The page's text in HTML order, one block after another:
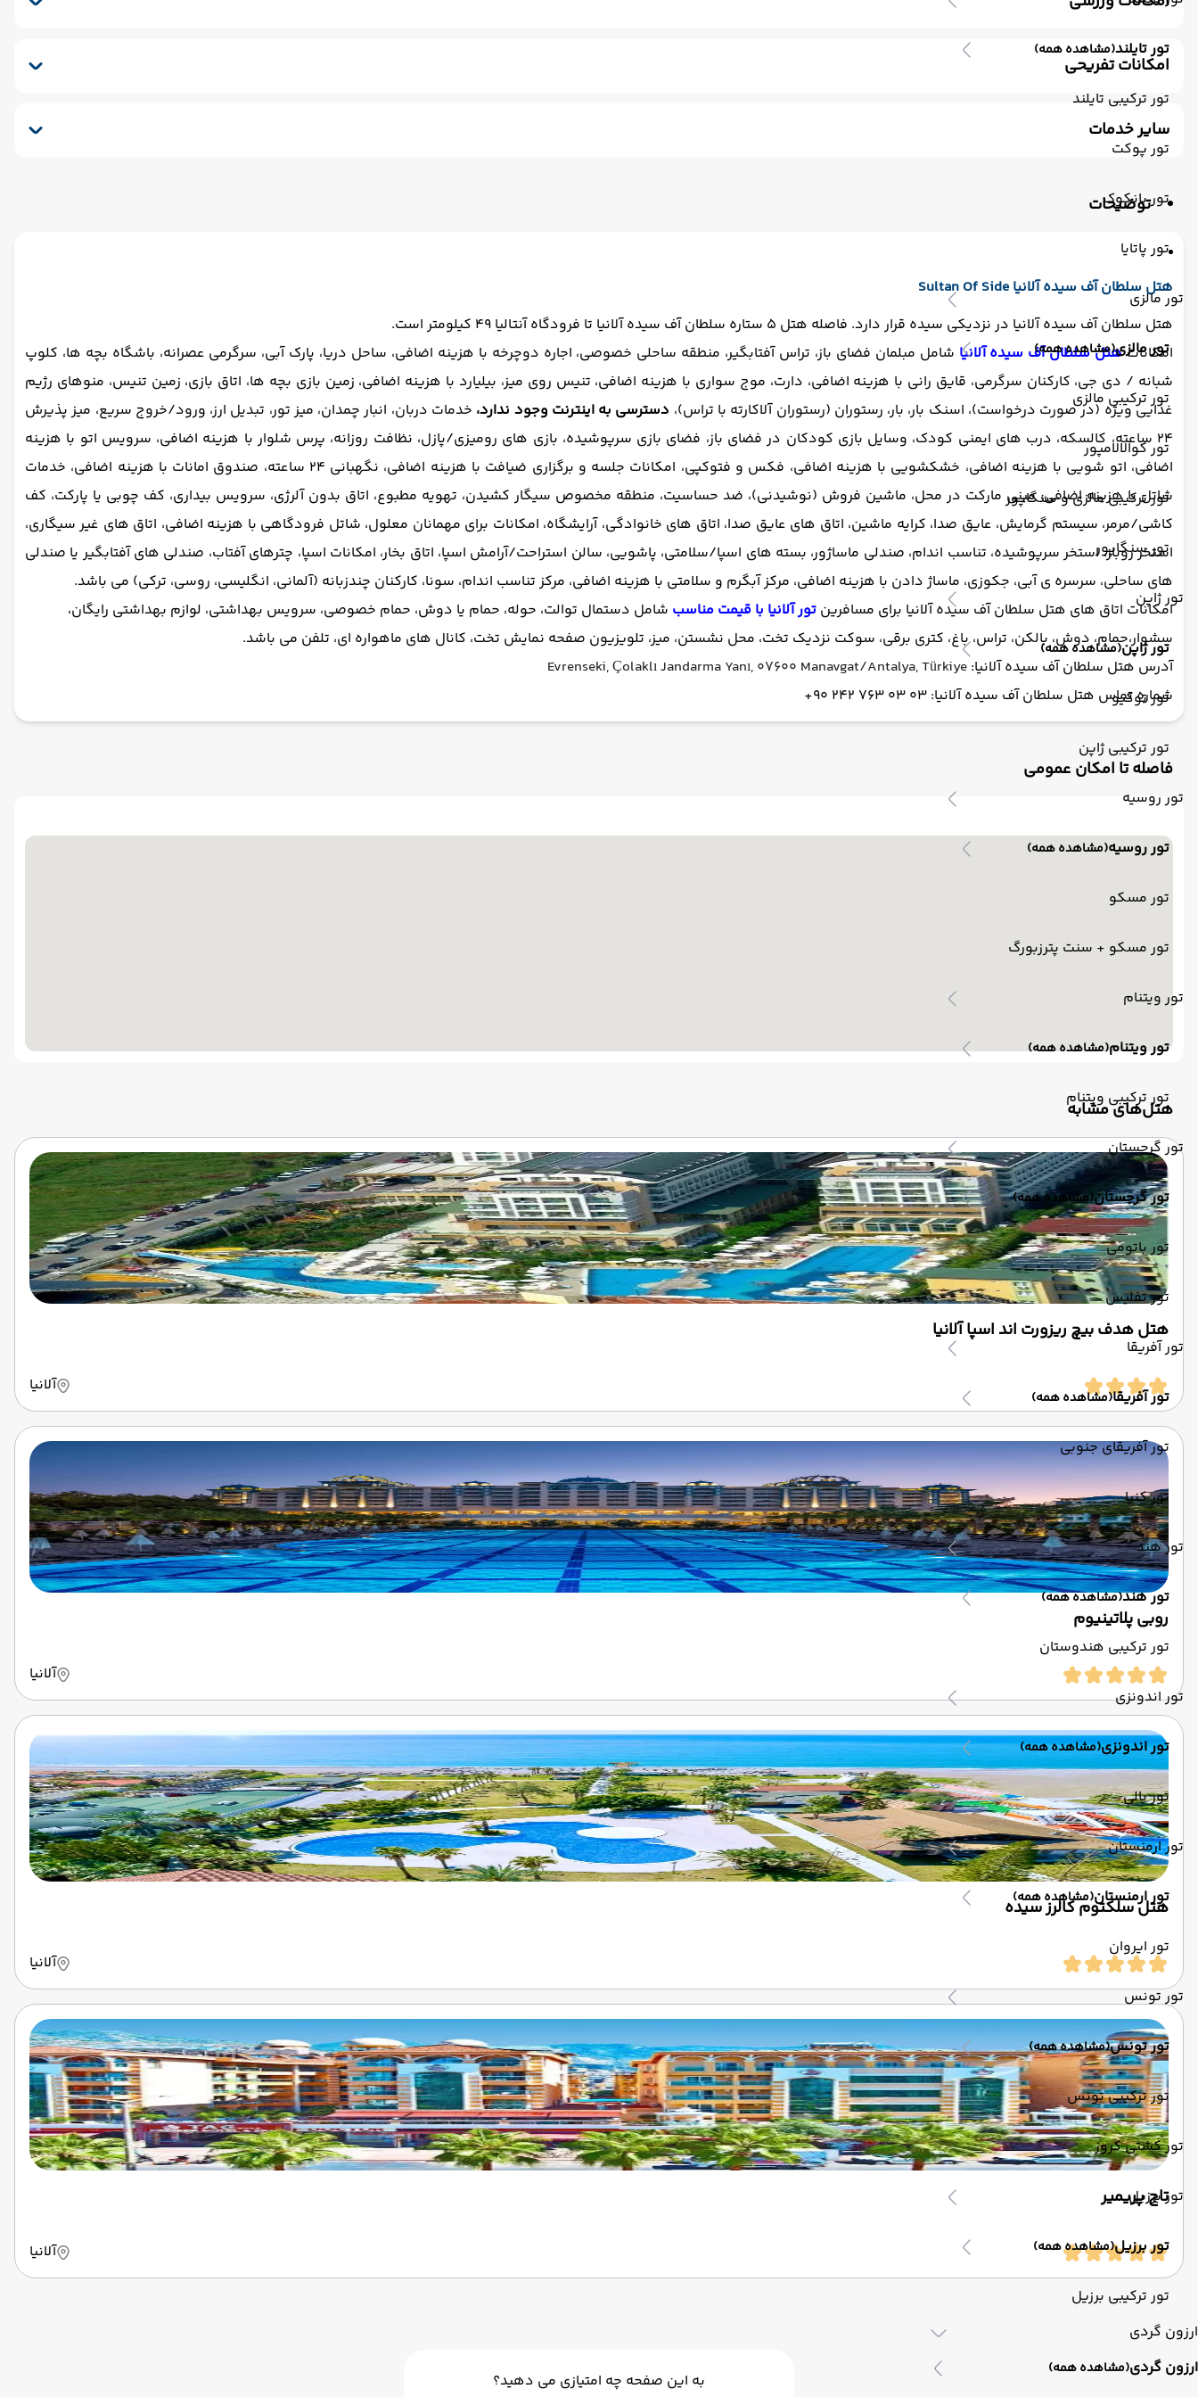
تور تایلند(مشاهده همه)
تور ترکیبی تایلند
تور پوکت
تور بانکوک
تور پاتایا
تور مالزی
تور مالزی(مشاهده همه)
تور ترکیبی مالزی
تور کوالالامپور
تور ترکیبی مالزی و سنگاپور
تور سنگاپور
تور ژاپن
تور ژاپن(مشاهده همه)
تور توکیو
تور ترکیبی ژاپن
تور روسیه
تور روسیه(مشاهده همه)
تور مسکو
تور مسکو + سنت پترزبورگ
تور ویتنام
تور ویتنام(مشاهده همه)
تور ترکیبی ویتنام
تور گرجستان
تور گرجستان(مشاهده همه)
تور باتومی
تور تفلیس
تور آفریقا
تور آفریقا(مشاهده همه)
تور آفریقای جنوبی
تور کنیا
تور هند
تور هند(مشاهده همه)
تور ترکیبی هندوستان
تور اندونزی
تور اندونزی(مشاهده همه)
تور بالی
تور ارمنستان
تور ارمنستان(مشاهده همه)
تور ایروان
تور تونس
تور تونس(مشاهده همه)
تور ترکیبی تونس
تور کشتی کروز
تور برزیل
تور برزیل(مشاهده همه)
تور ترکیبی برزیل
ارزون گردی
ارزون گردی(مشاهده همه)
ماساژ
امکانات تفریحی
ساحل اختصاصی
سایر خدمات
ترانسفر رفت (استقبال)
توضیحات
هتل سلطان آف سیده آلانیا Sultan Of Side
هتل سلطان آف سیده آلانیا در نزدیکی سیده قرار دارد. فاصله هتل 5 ستاره سلطان آف سیده آلانیا تا فرودگاه آنتالیا 49 کیلومتر است.
امکاناتهتل سلطان آف سیده آلانیا شامل مبلمان فضای باز، تراس آفتابگیر، منطقه ساحلی خصوصی، اجاره دوچرخه با هزینه اضافی، ساحل دریا، پارک آبی، سرگرمی عصرانه، باشگاه بچه ها، کلوپ
شبانه / دی جی، کارکنان سرگرمی، قایق رانی با هزینه اضافی، دارت، موج سواری با هزینه اضافی، تنیس روی میز، بیلیارد با هزینه اضافی، زمین بازی بچه ها، اتاق بازی، زمین تنیس، منوهای رژیم
غذایی ویژه (در صورت درخواست)، اسنک بار، بار، رستوران (رستوران آلاکارته با تراس)، دسترسی به اینترنت وجود ندارد، خدمات دربان، انبار چمدان، میز تور، تبدیل ارز، ورود/خروج سریع، میز پذیرش
24 ساعته، کالسکه، درب های ایمنی کودک، وسایل بازی کودکان در فضای باز، فضای بازی سرپوشیده، بازی های رومیزی/پازل، نظافت روزانه، پرس شلوار با هزینه اضافی، سرویس اتو با هزینه
اضافی، اتو شویی با هزینه اضافی، خشکشویی با هزینه اضافی، فکس و فتوکپی، امکانات جلسه و برگزاری ضیافت با هزینه اضافی، نگهبانی 24 ساعته، صندوق امانات با هزینه اضافی، خدمات
شاتل با هزینه اضافی، مینی مارکت در محل، ماشین فروش (نوشیدنی)، ضد حساسیت، منطقه مخصوص سیگار کشیدن، تهویه مطبوع، اتاق بدون آلرژی، سرویس بیداری، کف چوبی یا پارکت، کف
کاشی/مرمر، سیستم گرمایش، عایق صدا، کرایه ماشین، اتاق های عایق صدا، اتاق های خانوادگی، آرایشگاه، امکانات برای مهمانان معلول، شاتل فرودگاهی با هزینه اضافی، اتاق های غیر سیگاری،
استخر روباز، استخر سرپوشیده، تناسب اندام، صندلی ماساژور، بسته های اسپا/سلامتی، پاشویی، سالن استراحت/آرامش اسپا، اتاق بخار، امکانات اسپا، چترهای آفتاب، صندلی های آفتابگیر یا صندلی
های ساحلی، سرسره ی آبی، جکوزی، ماساژ دادن با هزینه اضافی، مرکز آبگرم و سلامتی با هزینه اضافی، مرکز تناسب اندام، سونا، کارکنان چندزبانه (آلمانی، انگلیسی، روسی، ترکی) می باشد.
امکانات اتاق های هتل سلطان آف سیده آلانیا برای مسافرین تور آلانیا با قیمت مناسب شامل دستمال توالت، حوله، حمام یا دوش، حمام خصوصی، سرویس بهداشتی، لوازم بهداشتی رایگان،
سشوار،حمام، دوش، بالکن، تراس، باغ، کتری برقی، سوکت نزدیک تخت، محل نشستن، میز، تلویزیون صفحه نمایش تخت، کانال های ماهواره ای، تلفن می باشد.
آدرس هتل سلطان آف سیده آلانیا: Evrenseki, Çolaklı Jandarma Yanı, 07600 Manavgat/Antalya, Türkiye
شماره تماس هتل سلطان آف سیده آلانیا: 03 03 763 242 90+
فاصله تا امکان عمومی
‌هتل‌های مشابه
هتل هدف بیچ ریزورت اند اسپا آلانیا
آلانیا
روبی پلاتینیوم
آلانیا
هتل سلکتوم کالرز سیده
آلانیا
تاج پریمیر
آلانیا
به این صفحه چه امتیازی می دهید؟